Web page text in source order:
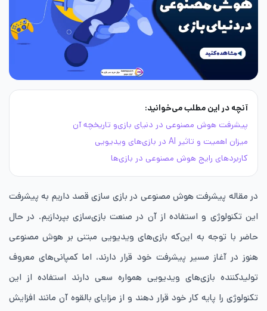
آنچه در این مطلب می‌خوانید:
پیشرفت هوش مصنوعی در دنیای بازی‌و تاریخچه آن
میزان اهمیت و تاثیر AI در بازی‌های وید‌یویی
کاربردهای رایج هوش مصنوعی در بازی‌ها
در مقاله پیشرفت هوش مصنوعی در بازی سازی قصد داریم به پیشرفت
این تکنولوژی و استفاده از آن در صنعت بازی‌سازی بپردازیم. در حال
حاضر با توجه به‌ این‌که بازی‌های ویدیویی مبتنی بر هوش مصنوعی
هنوز در آغاز مسیر پیشرفت خود قرار دارند، اما کمپانی‌های معروف
تولیدکننده بازی‌های ویدیویی همواره سعی دارند استفاده از این
تکنولوژی را پایه کار خود قرار دهند و از مزایای بالقوه آن مانند افزایش